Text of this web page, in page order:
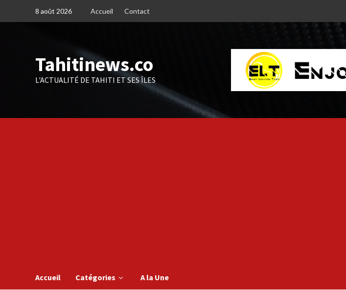
8 août 2026 Accueil Contact
Tahitinews.co
L'ACTUALITÉ DE TAHITI ET SES ÎLES
Accueil Catégories A la Une